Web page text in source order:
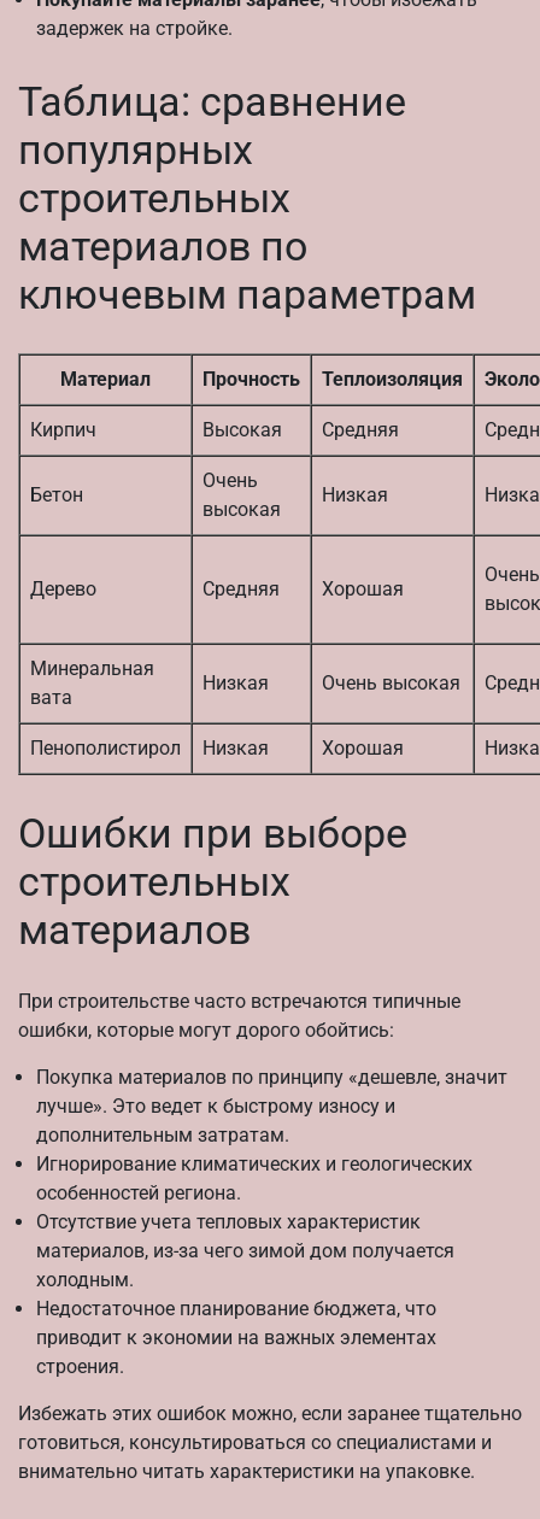
задержек на стройке.
Таблица: сравнение
популярных
строительных
материалов по
ключевым параметрам
Материал Прочность Теплоизоляция
Кирпич Высокая Средняя
Бетон
Очень
высокая
Низкая
Дерево Средняя Хорошая
Очень
Минеральная
вата
Низкая Очень высокая
Пенополистирол Низкая Хорошая
Ошибки при выборе
строительных
материалов
При строительстве часто встречаются типичные
ошибки, которые могут дорого обойтись:
Покупка материалов по принципу «дешевле, значит
лучше». Это ведет к быстрому износу и
дополнительным затратам.
Игнорирование климатических и геологических
особенностей региона.
Отсутствие учета тепловых характеристик
материалов, из-за чего зимой дом получается
холодным.
Недостаточное планирование бюджета, что
приводит к экономии на важных элементах
строения.
Избежать этих ошибок можно, если заранее тщательно
готовиться, консультироваться со специалистами и
внимательно читать характеристики на упаковке.